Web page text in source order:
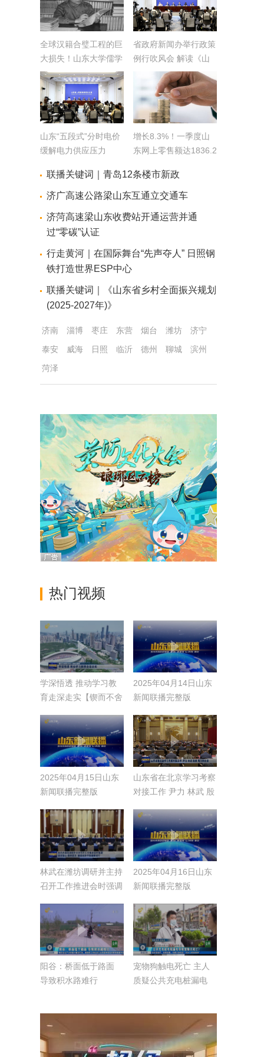
全球汉籍合璧工程的巨
大损失！山东大学儒学
高等研究院教授单承彬
逝世
省政府新闻办举行政策
例行吹风会 解读《山
东省乡村全面振兴规划
(2025-2027年)》
山东“五段式”分时电价
缓解电力供应压力
增长8.3%！一季度山
东网上零售额达1836.2
联播关键词｜青岛12条楼市新政
济广高速公路梁山东互通立交通车
济菏高速梁山东收费站开通运营并通
过“零碳”认证
行走黄河｜在国际舞台“先声夺人” 日照钢
铁打造世界ESP中心
联播关键词｜《山东省乡村全面振兴规划
(2025-2027年)》
济南 淄博 枣庄 东营 烟台 潍坊
济宁
泰安
威海 日照 临沂 德州 聊城
滨州
菏泽
热门视频
学深悟透 推动学习教
育走深走实【锲而不舍
神】
2025年04月14日山东
新闻联播完整版
2025年04月15日山东
新闻联播完整版
山东省在北京学习考察
对接工作 尹力 林武 殷
林武在潍坊调研并主持
召开工作推进会时强调
保经济平稳健康运行
2025年04月16日山东
新闻联播完整版
阳谷：桥面低于路面
导致积水路难行
宠物狗触电死亡 主人
质疑公共充电桩漏电